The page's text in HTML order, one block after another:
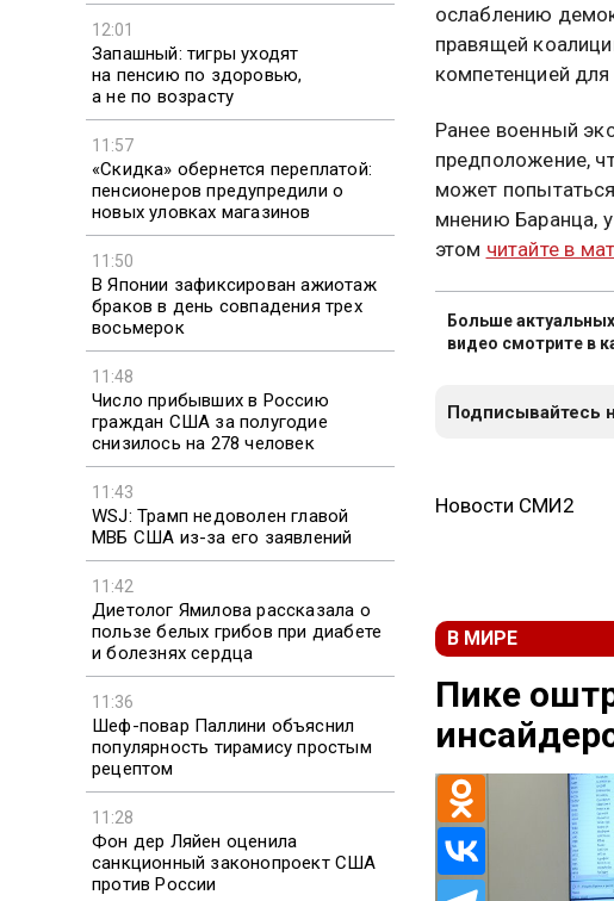
12:01
Запашный: тигры уходят
на пенсию по здоровью,
а не по возрасту
11:57
«Скидка» обернется переплатой:
пенсионеров предупредили о
новых уловках магазинов
11:50
В Японии зафиксирован ажиотаж
браков в день совпадения трех
восьмерок
11:48
Число прибывших в Россию
граждан США за полугодие
снизилось на 278 человек
11:43
WSJ: Трамп недоволен главой
МВБ США из-за его заявлений
11:42
Диетолог Ямилова рассказала о
пользе белых грибов при диабете
и болезнях сердца
11:36
Шеф-повар Паллини объяснил
популярность тирамису простым
рецептом
11:28
Фон дер Ляйен оценила
санкционный законопроект США
против России
ослаблению
правящей
компетенцией
Ранее военный
предположение,
может
мнению Баранца,
этом читайте в
Больше
видео смотрите в
Подписывайтесь
Новости СМИ2
В МИРЕ
Пике